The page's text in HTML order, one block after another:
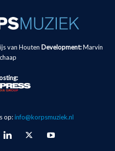
van Houten Development: Marvin
op:info@korpsmuziek.nl